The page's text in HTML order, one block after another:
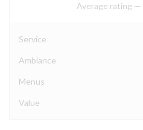
Average rating —
Service
Ambiance
Menus
Value